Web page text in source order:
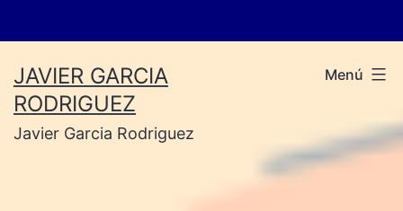
contingut
JAVIER GARCIA
RODRIGUEZ
Javier Garcia Rodriguez
Menú